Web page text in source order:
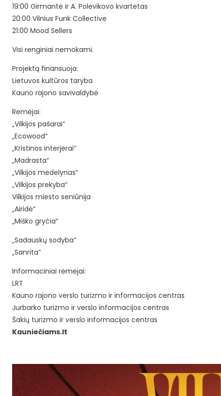
19:00 Girmantė ir A. Polevikovo kvartetas
20:00 Vilnius Funk Collective
21:00 Mood Sellers
Visi renginiai nemokami.
Projektą finansuoja:
Lietuvos kultūros taryba
Kauno rajono savivaldybė
Remėjai:
„Vilkijos pašarai“
„Ecowood“
„Kristinos interjerai“
„Madrasta“
„Vilkijos medelynas“
„Vilkijos prekyba“
Vilkijos miesto seniūnija
„Airidė“
„Miško gryčia“
„Sadauskų sodyba“
„Sanrita“
Informaciniai rėmėjai:
LRT
Kauno rajono verslo turizmo ir informacijos centras
Jurbarko turizmo ir verslo informacijos centras
Šakių turizmo ir verslo informacijos centras
Kauniečiams.lt